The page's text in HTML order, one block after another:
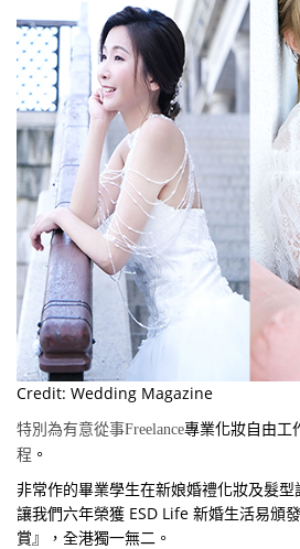
Credit: Wedding Magazine
特別為有意從事Freelance專業化妝自由工
程 。
非常作的畢業學生在新娘婚禮化妝及髮型
讓我們六年榮獲 ESD Life 新婚生活易頒
賞』，全港獨一無二。